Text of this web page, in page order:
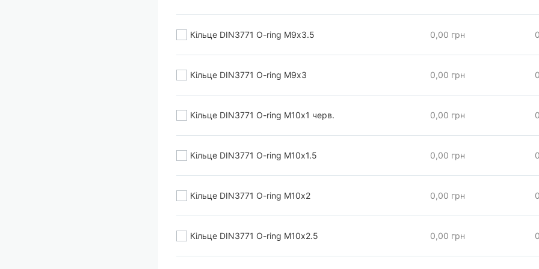
Кільце DIN3771 O-ring М9х3.5 0,00 грн
Кільце DIN3771 O-ring М9х3 0,00 грн
Кільце DIN3771 O-ring М10х1 черв. 0,00 грн
Кільце DIN3771 O-ring М10х1.5 0,00 грн
Кільце DIN3771 O-ring М10х2 0,00 грн
Кільце DIN3771 O-ring М10х2.5 0,00 грн